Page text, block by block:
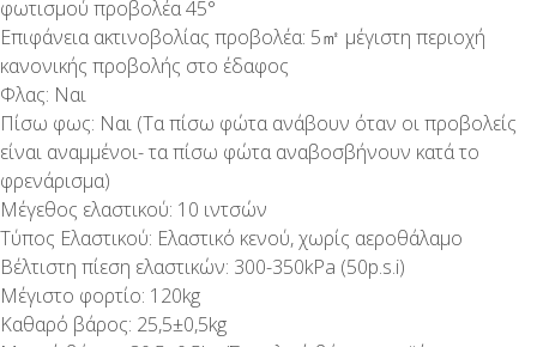
φωτισμού προβολέα 45°
Επιφάνεια ακτινοβολίας προβολέα: 5㎡ μέγιστη περιοχή
κανονικής προβολής στο έδαφος
Φλας: Ναι
Πίσω φως: Ναι (Τα πίσω φώτα ανάβουν όταν οι προβολείς
είναι αναμμένοι- τα πίσω φώτα αναβοσβήνουν κατά το
φρενάρισμα)
Μέγεθος ελαστικού: 10 ιντσών
Τύπος Ελαστικού: Ελαστικό κενού, χωρίς αεροθάλαμο
Βέλτιστη πίεση ελαστικών: 300-350kPa (50p.s.i)
Μέγιστο φορτίο: 120kg
Καθαρό βάρος: 25,5±0,5kg